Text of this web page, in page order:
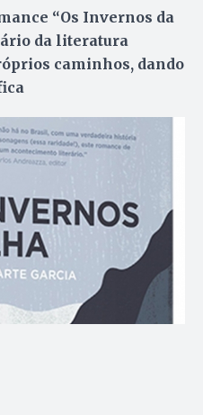
“Os Invernos da
da literatura
caminhos, dando